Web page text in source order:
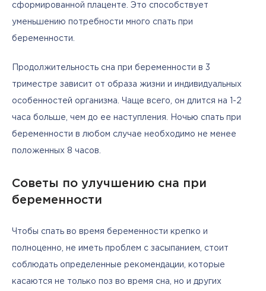
сформированной плаценте. Это способствует
уменьшению потребности много спать при
беременности.
Продолжительность сна при беременности в 3
триместре зависит от образа жизни и индивидуальных
особенностей организма. Чаще всего, он длится на 1-2
часа больше, чем до ее наступления. Ночью спать при
беременности в любом случае необходимо не менее
положенных 8 часов.
Советы по улучшению сна при
беременности
Чтобы спать во время беременности крепко и
полноценно, не иметь проблем с засыпанием, стоит
соблюдать определенные рекомендации, которые
касаются не только поз во время сна, но и других